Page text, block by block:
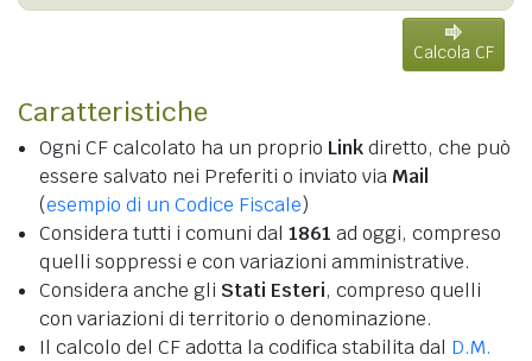
Calcola CF
Caratteristiche
Ogni CF calcolato ha un proprio Linkdiretto, che può
essere salvato nei Preferiti o inviato via Mail
(esempio di un Codice Fiscale)
Considera tutti i comuni dal 1861 ad oggi, compreso
quelli soppressi e con variazioni amministrative.
Considera anche gli Stati Esteri, compreso quelli
con variazioni di territorio o denominazione.
Il calcolo del CF adotta la codifica stabilita dal D.M.